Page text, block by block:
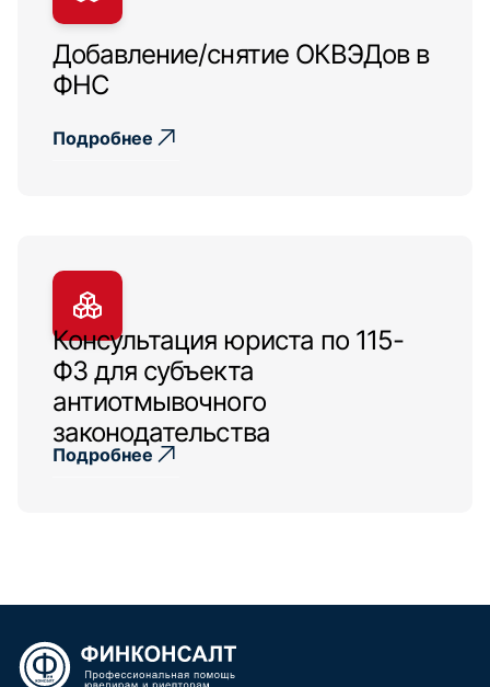
Добавление/снятие ОКВЭДов в
ФНС
Подробнее
Консультация юриста по 115-
ФЗ для субъекта
антиотмывочного
законодательства
Подробнее